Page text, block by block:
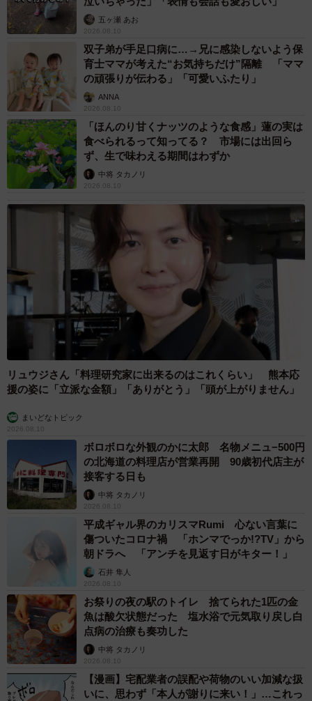
五ヶ瀬 あお
2026.08.10
双子弟が手足口病に…→兄に感染しないよう保
育士ママが考えた“お気持ちだけ”隔離 「ママ
の頑張りが伝わる」「可愛いふたり」
ANNA
2026.08.10
「ほんのり甘くナッツのような食感」蓮の実は
食べられるって知ってる？ 市場には出回ら
ず、生で味わえる期間はわずか
中将 タカノリ
2026.08.10
リュウジさん「料理研究家に出来るのはこれくらい」 熊本応
援の姿に「立派な金額」「ありがとう」「頭が上がりません」
まいどなトピック
2026.08.10
ボロボロな外観のかに太郎 名物メニュ−500円
の北海道の料理店が営業再開 90歳初代店主が
接客する日も
中将 タカノリ
2026.08.10
平成ギャル界のカリスマRumi 心ない言葉に
傷ついたコロナ禍 「ホンマでっか!?TV」から
朝ドラへ 「アンチを見返す日がキター！」
石井 隼人
2026.08.10
お祭りの夜の駅のトイレ 捨てられた1匹の金
魚は酸欠状態だった 塩水浴で元気取り戻し白
点病の治療も奏功した
中将 タカノリ
2026.08.10
【漫画】宅配業者の誤配や荷物のいい加減な扱
いに、思わず「本人が謝りに来い！」…これっ